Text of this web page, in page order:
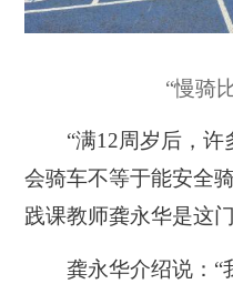
“慢骑
“满12周岁后，许
会骑车不等于能安全
践课教师龚永华是这
龚永华介绍说：“